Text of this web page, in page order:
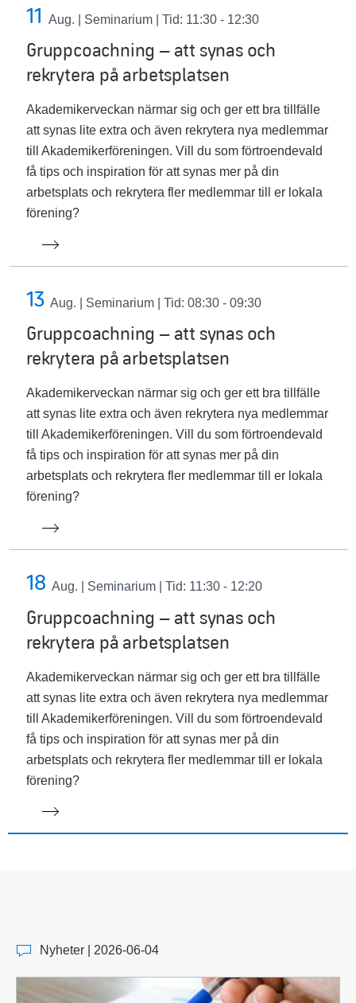
11 Aug. | Seminarium | Tid: 11:30 - 12:30
Gruppcoachning – att synas och
rekrytera på arbetsplatsen
Akademikerveckan närmar sig och ger ett bra tillfälle
att synas lite extra och även rekrytera nya medlemmar
till Akademikerföreningen. Vill du som förtroendevald
få tips och inspiration för att synas mer på din
arbetsplats och rekrytera fler medlemmar till er lokala
förening?
13 Aug. | Seminarium | Tid: 08:30 - 09:30
Gruppcoachning – att synas och
rekrytera på arbetsplatsen
Akademikerveckan närmar sig och ger ett bra tillfälle
att synas lite extra och även rekrytera nya medlemmar
till Akademikerföreningen. Vill du som förtroendevald
få tips och inspiration för att synas mer på din
arbetsplats och rekrytera fler medlemmar till er lokala
förening?
18 Aug. | Seminarium | Tid: 11:30 - 12:20
Gruppcoachning – att synas och
rekrytera på arbetsplatsen
Akademikerveckan närmar sig och ger ett bra tillfälle
att synas lite extra och även rekrytera nya medlemmar
till Akademikerföreningen. Vill du som förtroendevald
få tips och inspiration för att synas mer på din
arbetsplats och rekrytera fler medlemmar till er lokala
förening?
Nyheter | 2026-06-04